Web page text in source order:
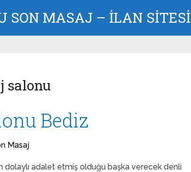
SON MASAJ – İLAN SİTESİ
salonu
Bediz
Masaj
dolaylı adalet etmiş olduğu başka verecek denli